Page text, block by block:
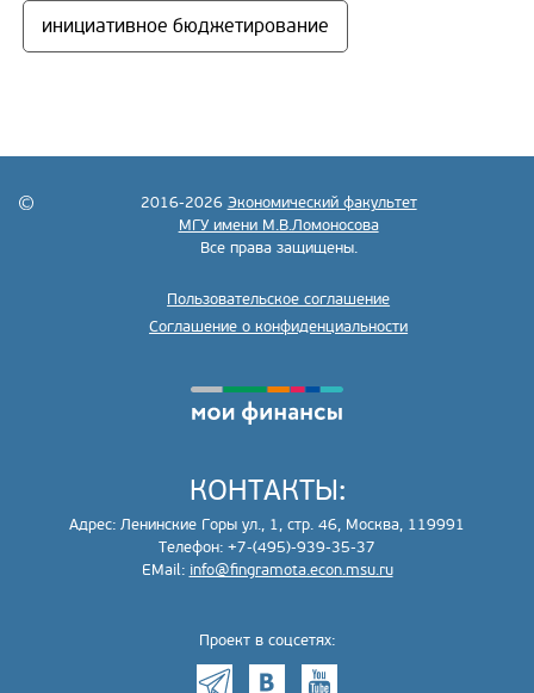
инициативное бюджетирование
2016-2026 Экономический факультет
МГУ имени М.В.Ломоносова
Все права защищены.
Пользовательское соглашение
Соглашение о конфиденциальности
КОНТАКТЫ:
Адрес: Ленинские Горы ул., 1, стр. 46, Москва, 119991
Телефон: +7-(495)-939-35-37
EMail: info@fingramota.econ.msu.ru
Проект в соцсетях: